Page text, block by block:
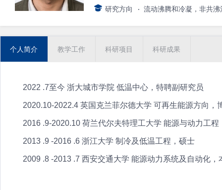
研究方向
· 流动沸腾和冷凝，非共
个人简介 教学工作 科研项目 科研成果
2022 .7至今 浙大城市学院 低温中心，特聘副研究员
2020.10-2022.4 英国克兰菲尔德大学 可再生能源方向，
2016 .9-2020.10 荷兰代尔夫特理工大学 能源与动力工程
2013 .9 -2016 .6 浙江大学 制冷及低温工程，硕士
2009 .8 -2013 .7 西安交通大学 能源动力系统及自动化，